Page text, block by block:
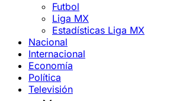
Futbol
Liga MX
Estadísticas Liga MX
Nacional
Internacional
Economía
Política
Televisión